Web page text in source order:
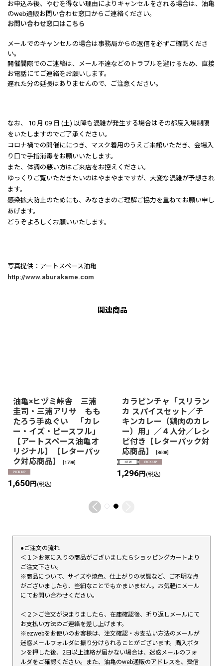
お申込み後、やむを得ない理由によりキャンセルをされる場合は、油亀
のweb通販お問い合わせ窓口からご連絡ください。
お問い合わせ窓口はこちら
メールでのキャンセルの場合は事務局からの返信を必ずご確認くださ
い。
開催間際でのご連絡は、メール不達などのトラブルを避けるため、直接
お電話にてご連絡をお願いします。
遅れた分の延長はありませんので、ご注意ください。
なお、 10 月 09 日 (土) 以降も混雑が発生する場合はその都度入場制限
をいたしますのでご了承ください。
コロナ禍での開催ににつき、マスク着用のうえご来館いただき、会場入
り口で手指消毒をお願いいたします。
また、体調の悪い方はご来店をお控えください。
ゆっくりご覧いただきたいのはやまやまですが、大変な混雑が予想され
ます。
感染拡大防止のためにも、みなさまのご理解ご協力を重ねてお願い申し
あげます。
どうぞよろしくお願いいたします。
写真提供：アートスペース油亀
http://www.aburakame.com
関連商品
油亀×ヒヅミ峠舎 三浦
圭司・三浦アリサ もも
たろう手ぬぐい 「カレ
ー・イズ・ピースフル」
【アートスペース油亀オ
リジナル】【レターパッ
ク対応商品】
[1798]
1,650円 (税込)
カラピンチャ「スリラン
カ スパイスセット／チ
キンカレー（鶏肉のカレ
ー）用」／４人分／レシ
ピ付き【レターパック対
応商品】
[8608]
1,296円 (税込)
●ご注文の流れ
＜１＞お気に入りの商品がございましたらショッピングカートより
ご注文下さい。
※商品について、サイズや焼色、仕上がりの状態など、ご不明な点
がございましたら、些細なことでもかまいません。お気軽にメール
にてお問い合わせください。
＜２＞ご注文が決まりましたら、在庫確認後、折り返しメールにて
お支払い方法のご連絡を差し上げます。
※ezwebをお使いのお客様は、注文確認・お支払い方法のメールが
迷惑メールフォルダに振り分けられることがございます。購入ボタ
ンを押した後、2日以上連絡が届かない場合は、迷惑メールのフォ
ルダをご確認ください。また、油亀のweb通販のアドレスを、受信